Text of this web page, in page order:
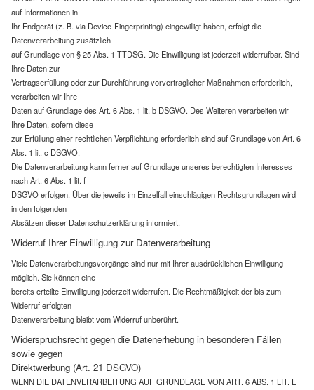
auf Informationen in
Ihr Endgerät (z. B. via Device-Fingerprinting) eingewilligt haben, erfolgt die
Datenverarbeitung zusätzlich
auf Grundlage von § 25 Abs. 1 TTDSG. Die Einwilligung ist jederzeit widerrufbar. Sind
Ihre Daten zur
Vertragserfüllung oder zur Durchführung vorvertraglicher Maßnahmen erforderlich,
verarbeiten wir Ihre
Daten auf Grundlage des Art. 6 Abs. 1 lit. b DSGVO. Des Weiteren verarbeiten wir
Ihre Daten, sofern diese
zur Erfüllung einer rechtlichen Verpflichtung erforderlich sind auf Grundlage von Art. 6
Abs. 1 lit. c DSGVO.
Die Datenverarbeitung kann ferner auf Grundlage unseres berechtigten Interesses
nach Art. 6 Abs. 1 lit. f
DSGVO erfolgen. Über die jeweils im Einzelfall einschlägigen Rechtsgrundlagen wird
in den folgenden
Absätzen dieser Datenschutzerklärung informiert.
Widerruf Ihrer Einwilligung zur Datenverarbeitung
Viele Datenverarbeitungsvorgänge sind nur mit Ihrer ausdrücklichen Einwilligung
möglich. Sie können eine
bereits erteilte Einwilligung jederzeit widerrufen. Die Rechtmäßigkeit der bis zum
Widerruf erfolgten
Datenverarbeitung bleibt vom Widerruf unberührt.
Widerspruchsrecht gegen die Datenerhebung in besonderen Fällen
sowie gegen
Direktwerbung (Art. 21 DSGVO)
WENN DIE DATENVERARBEITUNG AUF GRUNDLAGE VON ART. 6 ABS. 1 LIT. E